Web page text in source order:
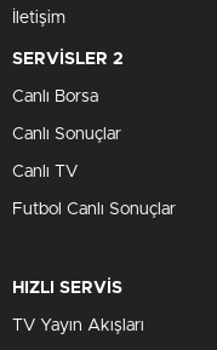
İletişim
SERVİSLER 2
Canlı Borsa
Canlı Sonuçlar
Canlı TV
Futbol Canlı Sonuçlar
HIZLI SERVİS
TV Yayın Akışları